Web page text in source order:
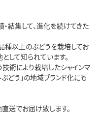
結集して、進化を続けてきた
種以上のぶどうを栽培してお
して知られています。
技術により栽培したシャインマ
どう」の地域ブランド化にも
送でお届け致します。